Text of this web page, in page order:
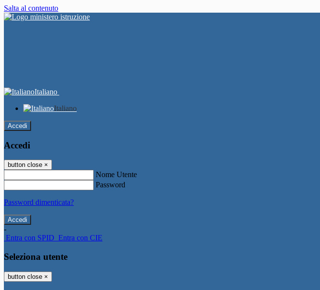
Salta al contenuto
Italiano
Italiano
Accedi
Accedi
button close ×
Nome Utente
Password
Password dimenticata?
-
Entra con SPID Entra con CIE
Seleziona utente
button close ×